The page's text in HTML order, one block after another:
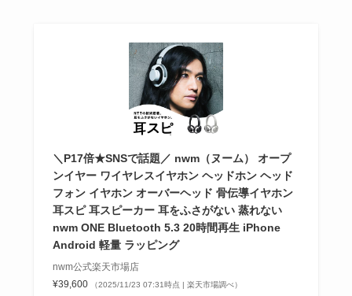
＼P17倍★SNSで話題／ nwm（ヌーム） オープ
ンイヤー ワイヤレスイヤホン ヘッドホン ヘッド
フォン イヤホン オーバーヘッド 骨伝導イヤホン
耳スピ 耳スピーカー 耳をふさがない 蒸れない
nwm ONE Bluetooth 5.3 20時間再生 iPhone
Android 軽量 ラッピング
nwm公式楽天市場店
¥39,600
（2025/11/23 07:31時点 | 楽天市場調べ）